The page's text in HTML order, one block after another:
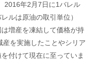
2016年2月7日に1バレル
ルは原油の取引単位）
増産を凍結して価格が持
を実施したことやシリア
付けて現在に至っていま